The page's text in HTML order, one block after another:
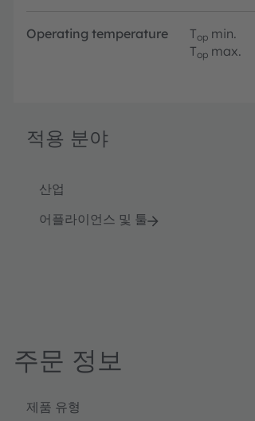
Operating temperature Top min.
Top max.
적용 분야
산업
어플라이언스 및 툴
주문 정보
제품 유형